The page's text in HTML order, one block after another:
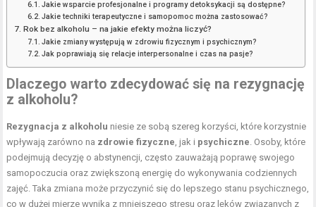
Jakie wsparcie profesjonalne i programy detoksykacji są dostępne?
Jakie techniki terapeutyczne i samopomoc można zastosować?
Rok bez alkoholu – na jakie efekty można liczyć?
Jakie zmiany występują w zdrowiu fizycznym i psychicznym?
Jak poprawiają się relacje interpersonalne i czas na pasje?
Dlaczego warto zdecydować się na rezygnację
z alkoholu?
Rezygnacja z alkoholu niesie ze sobą szereg korzyści, które korzystnie
wpływają zarówno na zdrowie fizyczne , jak i psychiczne . Osoby, które
podejmują decyzję o abstynencji, często zauważają poprawę swojego
samopoczucia oraz zwiększoną energię do wykonywania codziennych
zajęć. Taka zmiana może przyczynić się do lepszego stanu psychicznego,
co w dużej mierze wynika z mniejszego stresu oraz lęków związanych z